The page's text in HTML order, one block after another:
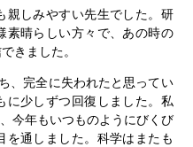
親しみやすい先生でした。研
素晴らしい方々で、あの時の
きました。
、完全に失われたと思ってい
に少しずつ回復しました。私
今年もいつものようにびくび
を通しました。科学はまたも